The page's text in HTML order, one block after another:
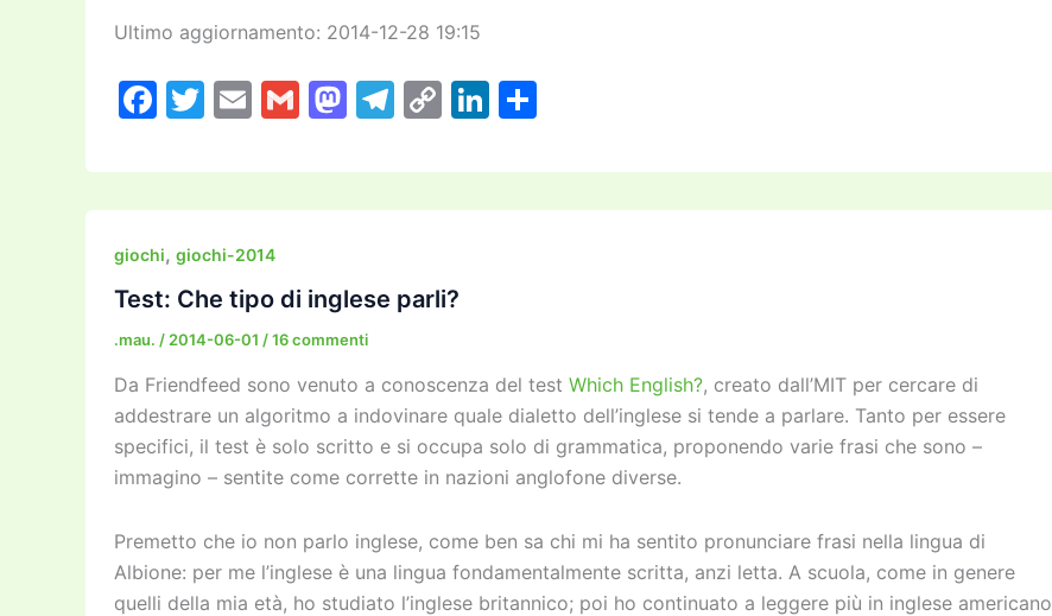
Ultimo aggiornamento: 2014-12-28 19:15
F
c
e
b
o
o
T
itt
er
E
ai
l
G
ai
l
M
st
o
o
n
T
e
gr
m
C
p
y
n
Li
k
e
n
di
giochi, giochi-2014
Test: Che tipo di inglese parli?
.mau. /2014-06-01 /16 commenti
Da Friendfeed sono venuto a conoscenza del test Which English?, creato dall’MIT per cercare di
addestrare un algoritmo a indovinare quale dialetto dell’inglese si tende a parlare. Tanto per essere
specifici, il test è solo scritto e si occupa solo di grammatica, proponendo varie frasi che sono –
immagino – sentite come corrette in nazioni anglofone diverse.
Premetto che io non parlo inglese, come ben sa chi mi ha sentito pronunciare frasi nella lingua di
Albione: per me l’inglese è una lingua fondamentalmente scritta, anzi letta. A scuola, come in genere
quelli della mia età, ho studiato l’inglese britannico; poi ho continuato a leggere più in inglese americano